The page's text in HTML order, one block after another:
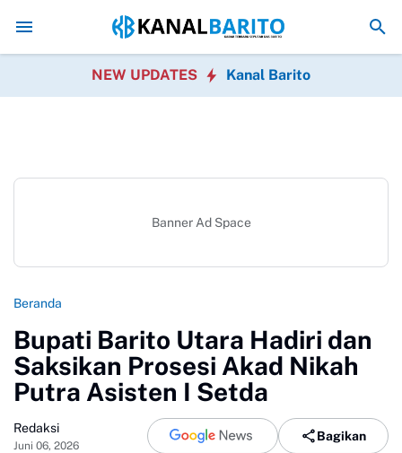
Kaji Tiru ke Kulon Progo, Pemkab Barito Utara
NEW UPDATES Kanal Barito
Banner Ad Space
Beranda
Bupati Barito Utara Hadiri dan
Saksikan Prosesi Akad Nikah
Putra Asisten I Setda
Redaksi
Juni 06, 2026
Bagikan